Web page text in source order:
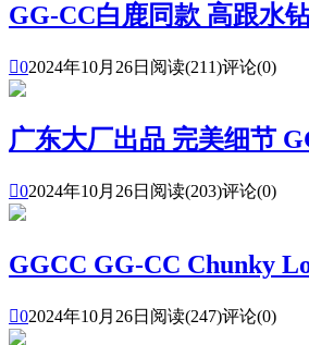
GG-CC白鹿同款 高跟水
02024年10月26日 阅读(211)评论(0)
广东大厂出品 完美细节
02024年10月26日 阅读(203)评论(0)
GGCC GG-CC Chunky
02024年10月26日 阅读(247)评论(0)